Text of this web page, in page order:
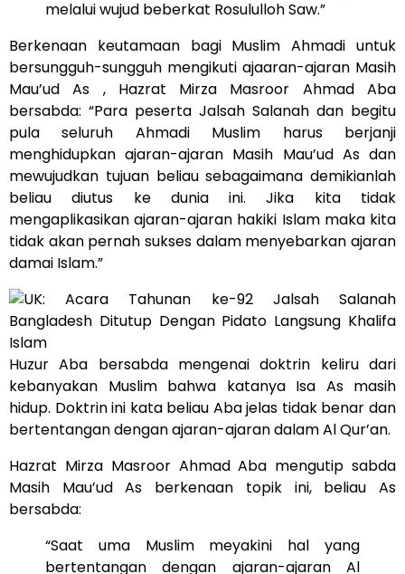
melalui wujud beberkat Rosululloh Saw.”
Berkenaan keutamaan bagi Muslim Ahmadi untuk
bersungguh-sungguh mengikuti ajaaran-ajaran Masih
Mau’ud As , Hazrat Mirza Masroor Ahmad Aba
bersabda: “Para peserta Jalsah Salanah dan begitu
pula seluruh Ahmadi Muslim harus berjanji
menghidupkan ajaran-ajaran Masih Mau’ud As dan
mewujudkan tujuan beliau sebagaimana demikianlah
beliau diutus ke dunia ini. Jika kita tidak
mengaplikasikan ajaran-ajaran hakiki Islam maka kita
tidak akan pernah sukses dalam menyebarkan ajaran
damai Islam.”
Huzur Aba bersabda mengenai doktrin keliru dari
kebanyakan Muslim bahwa katanya Isa As masih
hidup. Doktrin ini kata beliau Aba jelas tidak benar dan
bertentangan dengan ajaran-ajaran dalam Al Qur’an.
Hazrat Mirza Masroor Ahmad Aba mengutip sabda
Masih Mau’ud As berkenaan topik ini, beliau As
bersabda:
“Saat uma Muslim meyakini hal yang
bertentangan dengan ajaran-ajaran Al